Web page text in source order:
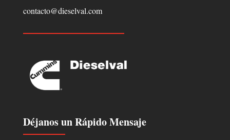
contacto@dieselval.com
Déjanos un Rápido Mensaje